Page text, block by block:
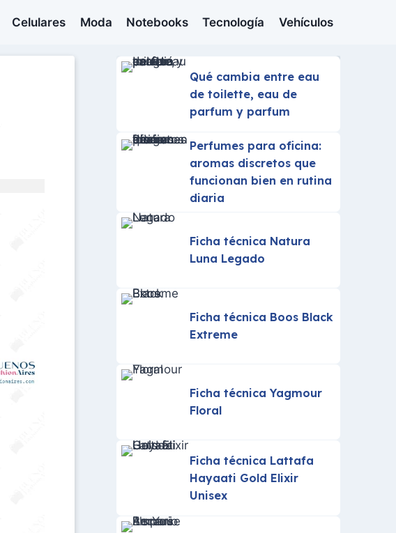
Celulares Moda Notebooks Tecnología Vehículos
Qué cambia entre eau
de toilette, eau de
parfum y parfum
Perfumes para oficina:
aromas discretos que
funcionan bien en rutina
diaria
Ficha técnica Natura
Luna Legado
Ficha técnica Boos Black
Extreme
Ficha técnica Yagmour
Floral
Ficha técnica Lattafa
Hayaati Gold Elixir
Unisex